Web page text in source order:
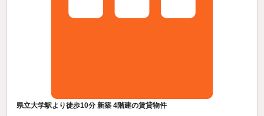
県立大学駅より徒歩10分 新築 4階建の賃貸物件